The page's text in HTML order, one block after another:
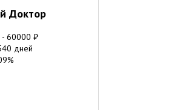
Доктор
- 60000 ₽
дней
%